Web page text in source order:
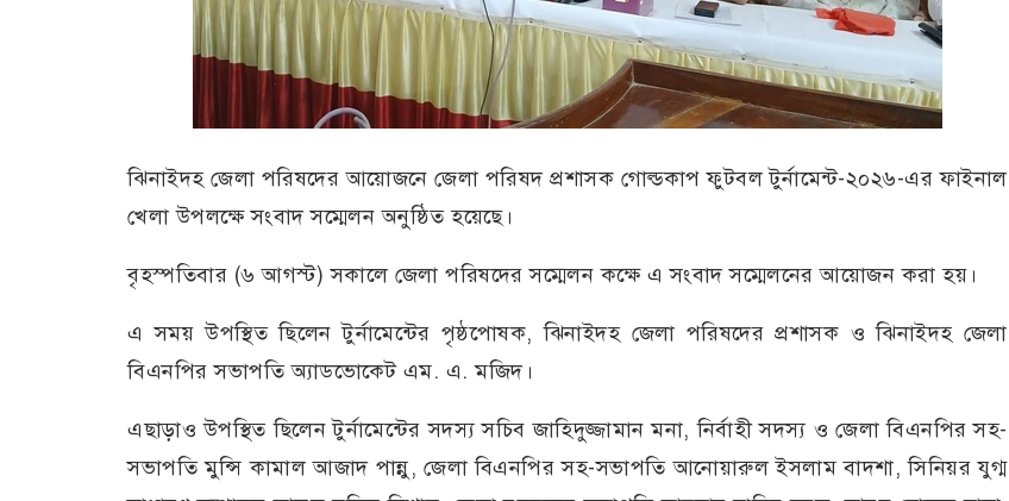
ঝিনাইদহ জেলা পরিষদের আয়োজনে জেলা পরিষদ প্রশাসক গোল্ডকাপ ফুটবল টুর্নামেন্ট-২০২৬-এর ফাইনাল
খেলা উপলক্ষে সংবাদ সম্মেলন অনুষ্ঠিত হয়েছে।
বৃহস্পতিবার (৬ আগস্ট) সকালে জেলা পরিষদের সম্মেলন কক্ষে এ সংবাদ সম্মেলনের আয়োজন করা হয়।
এ সময় উপস্থিত ছিলেন টুর্নামেন্টের পৃষ্ঠপোষক, ঝিনাইদহ জেলা পরিষদের প্রশাসক ও ঝিনাইদহ জেলা
বিএনপির সভাপতি অ্যাডভোকেট এম. এ. মজিদ।
এছাড়াও উপস্থিত ছিলেন টুর্নামেন্টের সদস্য সচিব জাহিদুজ্জামান মনা, নির্বাহী সদস্য ও জেলা বিএনপির সহ-
সভাপতি মুন্সি কামাল আজাদ পান্নু, জেলা বিএনপির সহ-সভাপতি আনোয়ারুল ইসলাম বাদশা, সিনিয়র যুগ্ম